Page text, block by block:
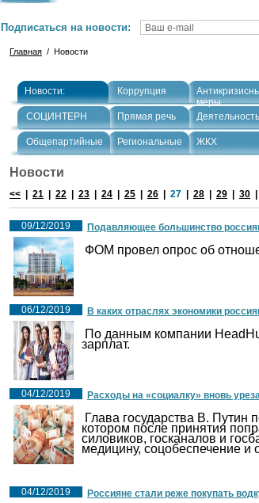
Подписаться на новости:
Главная / Новости
Новости: Коррупция
меры
СОЦИНТЕРН
Прямая речь Деятельность
Общепартийные
Региональные ЖКХ
Новости
<< 21 22 23 24 25 26 27 28 29 30
09/12/2019 Подавляющее большинство
ФОМ провел опрос об
06/12/2019 В каких отраслях экономики
По данным компании
зарплат.
04/12/2019 Расходы на «социалку» вновь
Глава государства В. Путин
котором после принятия
силовиков, госканалов и
медицину, соцобеспечение и
04/12/2019 Россияне стали реже покупать